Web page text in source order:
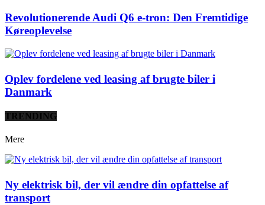
Revolutionerende Audi Q6 e-tron: Den Fremtidige
Køreoplevelse
Oplev fordelene ved leasing af brugte biler i
Danmark
TRENDING
Mere
Ny elektrisk bil, der vil ændre din opfattelse af
transport